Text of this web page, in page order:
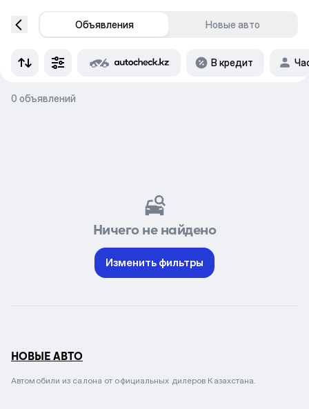
Объявления Новые авто
В кредит
0 объявлений
Ничего не найдено
Изменить фильтры
НОВЫЕ АВТО
Автомобили из салона от официальных дилеров Казахстана.